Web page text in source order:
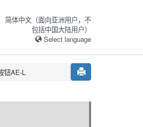
简体中文（面向亚洲用户，不
包括中国大陆用户）
Select language
钮AE-L